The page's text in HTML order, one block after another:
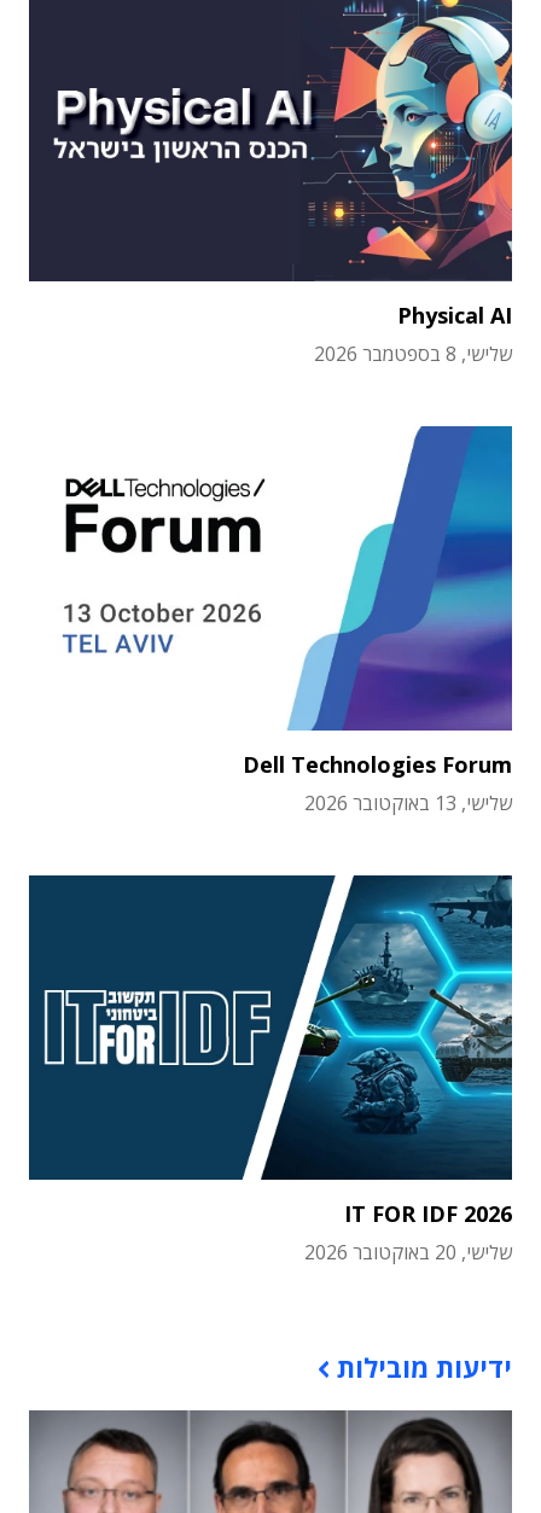
Physical AI
שלישי, 8 בספטמבר 2026
Dell Technologies Forum
שלישי, 13 באוקטובר 2026
IT FOR IDF 2026
שלישי, 20 באוקטובר 2026
ידיעות מובילות